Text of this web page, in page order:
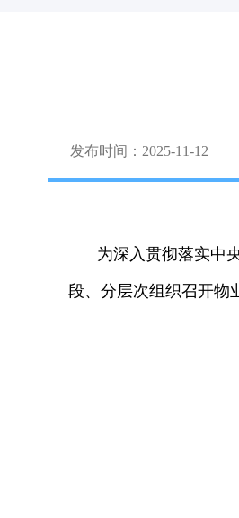
发布时间：2025-11-12
为深入贯彻落实中
段、分层次组织召开物